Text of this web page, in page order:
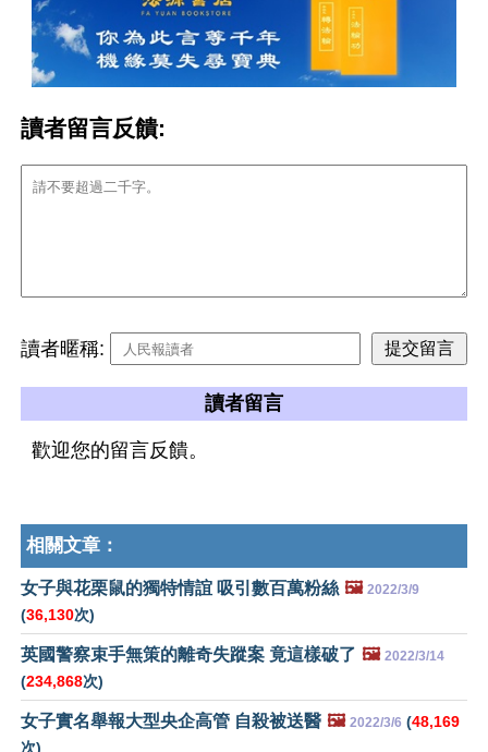
讀者留言反饋:
讀者暱稱:
讀者留言
歡迎您的留言反饋。
相關文章：
女子與花栗鼠的獨特情誼 吸引數百萬粉絲 🖼️ 2022/3/9
(36,130次)
英國警察束手無策的離奇失蹤案 竟這樣破了 🖼️ 2022/3/14
(234,868次)
女子實名舉報大型央企高管 自殺被送醫 🖼️ 2022/3/6 (48,169
次)